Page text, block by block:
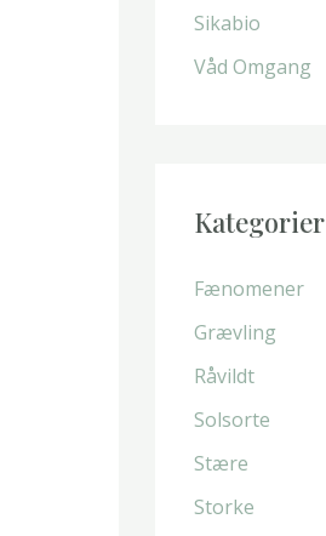
:Sikabio
Våd Omgang
Kategorier
Fænomener
Grævling
Råvildt
Solsorte
Stære
Storke